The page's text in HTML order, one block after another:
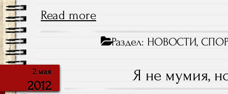
Read more
Раздел: НОВОСТИ,
2 мая
2012
Я не мумия,